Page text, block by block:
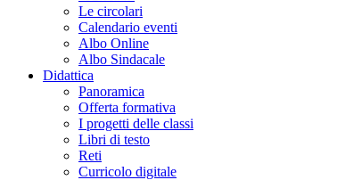
Le circolari
Calendario eventi
Albo Online
Albo Sindacale
Didattica
Panoramica
Offerta formativa
I progetti delle classi
Libri di testo
Reti
Curricolo digitale